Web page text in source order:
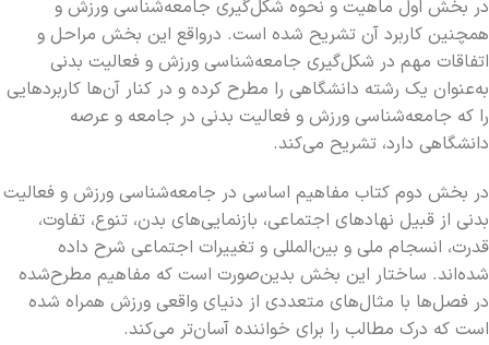
در بخش اول ماهیت و نحوه شکل‌گیری جامعه‌شناسی ورزش و
همچنین کاربرد آن تشریح شده است. درواقع این بخش مراحل و
اتفاقات مهم در شکل‌گیری جامعه‌شناسی ورزش و فعالیت بدنی
به‌عنوان یک رشته دانشگاهی را مطرح کرده و در کنار آن‌ها کاربردهایی
را که جامعه‌شناسی ورزش و فعالیت بدنی در جامعه و عرصه
دانشگاهی دارد، تشریح می‌کند.
در بخش دوم کتاب مفاهیم اساسی در جامعه‌شناسی ورزش و فعالیت
بدنی از قبیل نهادهای اجتماعی، بازنمایی‌های بدن، تنوع، تفاوت،
قدرت، انسجام ملی و بین‌المللی و تغییرات اجتماعی شرح داده
شده‌اند. ساختار این بخش بدین‌صورت است که مفاهیم مطرح‌شده
در فصل‌ها با مثال‌های متعددی از دنیای واقعی ورزش همراه شده
است که درک مطالب را برای خواننده آسان‌تر می‌کند.